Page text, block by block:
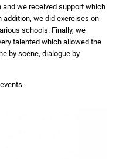
we received support which
addition, we did exercises on
schools. Finally, we
talented which allowed the
by scene, dialogue by